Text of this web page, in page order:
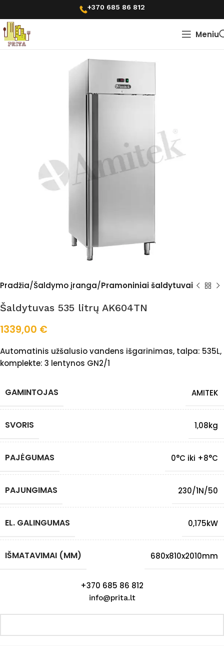
+370 685 86 812
Meniu
Pradžia Šaldymo įranga Pramoniniai šaldytuvai
Šaldytuvas 535 litrų AK604TN
1339,00 €
Automatinis užšalusio vandens išgarinimas, talpa: 535L,
komplekte: 3 lentynos GN2/1
GAMINTOJAS AMITEK
SVORIS 1,08kg
PAJĖGUMAS 0°C iki +8°C
PAJUNGIMAS 230/1N/50
EL. GALINGUMAS 0,175kW
IŠMATAVIMAI (MM) 680x810x2010mm
+370 685 86 812
info@prita.lt